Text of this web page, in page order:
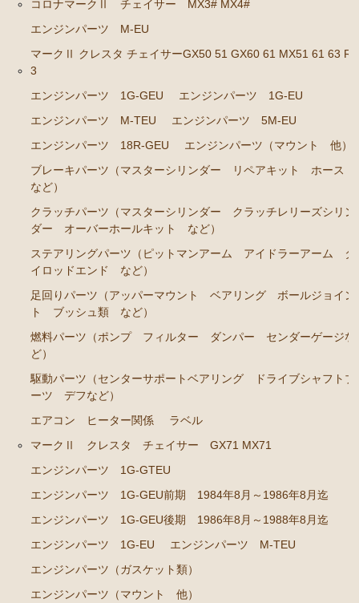
エンジンパーツ（ガスケット類）
エンジンパーツ（マウント 他）
冷却パーツ（ポンプ サーモスタット ファン ファ
ト ホース など）
クラッチパーツ（マスターシリンダー クラッチレリ
ーズシリンダー オーバーホールキット など）
ステアリングパーツ（各種リペアキット ラックブー
ツ ラックエンド タイロッドエンド など）
ルジョイント ブッシュ類 など）
燃料パーツ（ポンプ フィルター ダンパー センダ
ーゲージなど）
駆動パーツ（センターサポートベアリング ドライブ
シャフトブーツ デフなど）
ウエザーストリップ
エアコン ヒーター関係
エンジンパーツ 1G-EU
エンジンパーツ 1G-FE
ブレーキパーツ（マスターシリンダー リペアキッ
ト ホース など）
クラッチパーツ（マスターシリンダー クラッチレリ
コロナマークⅡ チェイサー MX3# MX4#
エンジンパーツ M-EU
マークⅡ クレスタ チェイサーGX50 51 GX60 61 MX51 61 63
3
エンジンパーツ 1G-GEU
エンジンパーツ 1G-EU
エンジンパーツ M-TEU
エンジンパーツ 5M-EU
エンジンパーツ 18R-GEU
エンジンパーツ（マウント 他）
ブレーキパーツ（マスターシリンダー リペアキット ホース
など）
クラッチパーツ（マスターシリンダー クラッチレリーズシリン
ダー オーバーホールキット など）
ステアリングパーツ（ピットマンアーム アイドラーアーム タ
イロッドエンド など）
足回りパーツ（アッパーマウント ベアリング ボールジョイン
ト ブッシュ類 など）
燃料パーツ（ポンプ フィルター ダンパー センダーゲージな
ど）
駆動パーツ（センターサポートベアリング ドライブシャフトブ
ーツ デフなど）
エアコン ヒーター関係
ラベル
マークⅡ クレスタ チェイサー GX71 MX71
エンジンパーツ 1G-GTEU
エンジンパーツ 1G-GEU前期 1984年8月～1986年8月迄
エンジンパーツ 1G-GEU後期 1986年8月～1988年8月迄
エンジンパーツ 1G-EU
エンジンパーツ M-TEU
エンジンパーツ（ガスケット類）
エンジンパーツ（マウント 他）